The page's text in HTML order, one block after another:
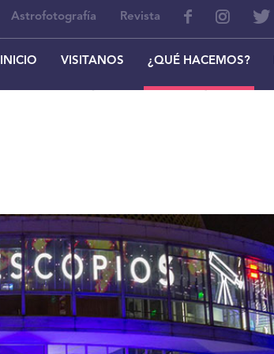
Astrofotografía Revista
INICIO VISITANOS ¿QUÉ HACEMOS?